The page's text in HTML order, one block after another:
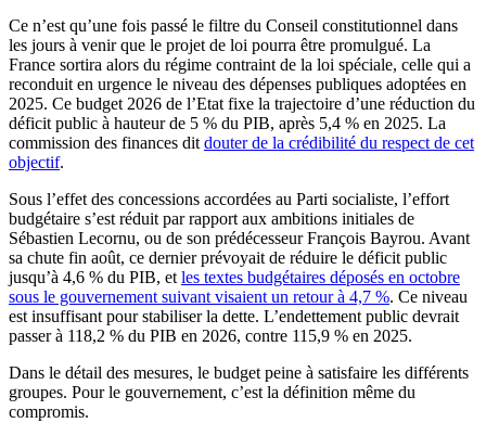
Ce n’est qu’une fois passé le filtre du Conseil constitutionnel dans
les jours à venir que le projet de loi pourra être promulgué. La
France sortira alors du régime contraint de la loi spéciale, celle qui a
reconduit en urgence le niveau des dépenses publiques adoptées en
2025. Ce budget 2026 de l’Etat fixe la trajectoire d’une réduction du
déficit public à hauteur de 5 % du PIB, après 5,4 % en 2025. La
commission des finances dit douter de la crédibilité du respect de cet
objectif.
Sous l’effet des concessions accordées au Parti socialiste, l’effort
budgétaire s’est réduit par rapport aux ambitions initiales de
Sébastien Lecornu, ou de son prédécesseur François Bayrou. Avant
sa chute fin août, ce dernier prévoyait de réduire le déficit public
jusqu’à 4,6 % du PIB, et les textes budgétaires déposés en octobre
sous le gouvernement suivant visaient un retour à 4,7 %. Ce niveau
est insuffisant pour stabiliser la dette. L’endettement public devrait
passer à 118,2 % du PIB en 2026, contre 115,9 % en 2025.
Dans le détail des mesures, le budget peine à satisfaire les différents
groupes. Pour le gouvernement, c’est la définition même du
compromis.